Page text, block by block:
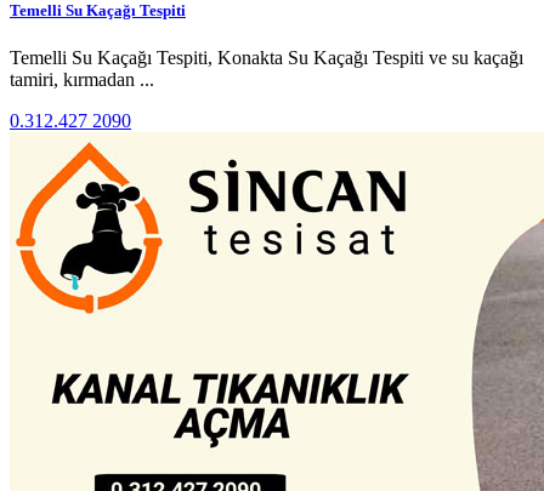
Temelli Su Kaçağı Tespiti
Temelli Su Kaçağı Tespiti, Konakta Su Kaçağı Tespiti ve su kaçağı
tamiri, kırmadan ...
0.312.427 2090